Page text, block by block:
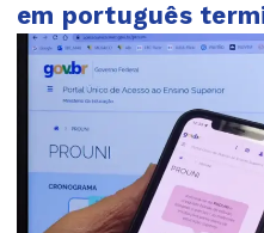
em português